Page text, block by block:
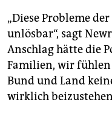
„Diese Probleme
unlösbar“, sagt
Anschlag hätte die
Familien, wir
Bund und Land
wirklich